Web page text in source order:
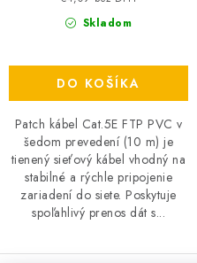
Skladom
DO KOŠÍKA
Patch kábel Cat.5E FTP PVC v
šedom prevedení (10 m) je
tienený sieťový kábel vhodný na
stabilné a rýchle pripojenie
zariadení do siete. Poskytuje
spoľahlivý prenos dát s...